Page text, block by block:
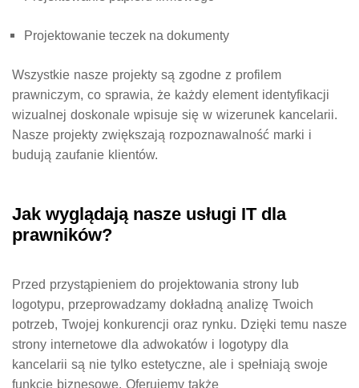
Projektowanie teczek na dokumenty
Wszystkie nasze projekty są zgodne z profilem
prawniczym, co sprawia, że każdy element identyfikacji
wizualnej doskonale wpisuje się w wizerunek kancelarii.
Nasze projekty zwiększają rozpoznawalność marki i
budują zaufanie klientów.
Jak wyglądają nasze usługi IT dla
prawników?
Przed przystąpieniem do projektowania strony lub
logotypu, przeprowadzamy dokładną analizę Twoich
potrzeb, Twojej konkurencji oraz rynku. Dzięki temu nasze
strony internetowe dla adwokatów i logotypy dla
kancelarii są nie tylko estetyczne, ale i spełniają swoje
funkcje biznesowe. Oferujemy także